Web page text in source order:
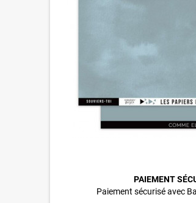
PAIEMENT
Paiement sécurisé avec